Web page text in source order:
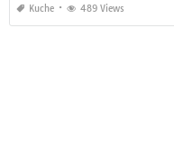
Kuche 489 Views